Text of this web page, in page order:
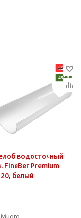
водосточный
FineBer Premium
белый
Много